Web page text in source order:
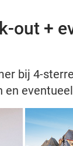
out +
bij 4-